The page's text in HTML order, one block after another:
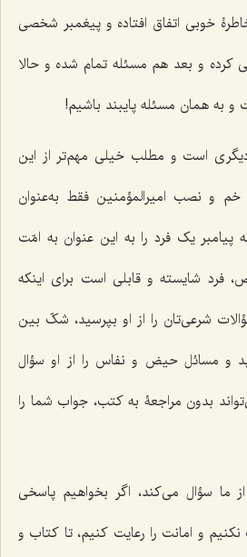
خوبی اتفاق افتاده و پیغمبر شخصی
کرده و بعد هم مسئله تمام شده و حالا
به همان مسئله پایبند باشیم!
است و مطلب خیلی مهم‌تر از این
و نصب امیرالمؤمنین فقط به‌عنوان
پیامبر یک فرد را به این عنوان به امّت
فرد شایسته و قابلی است برای اینکه
شرعی‌تان را از او بپرسید، شکّ بین
و مسائل حیض و نفاس را از او سؤال
بدون مراجعۀ به کتب، جواب شما را
ما سؤال می‌کند، اگر بخواهیم پاسخی
و امانت را رعایت کنیم، تا کتاب و